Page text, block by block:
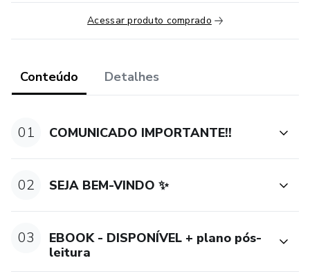
Acessar produto comprado
Conteúdo Detalhes
01 COMUNICADO IMPORTANTE!!
02 SEJA BEM-VINDO ✨
03
EBOOK - DISPONÍVEL + plano pós-
leitura